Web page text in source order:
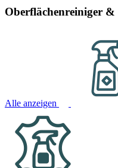
Oberflächenreiniger &
Alle anzeigen